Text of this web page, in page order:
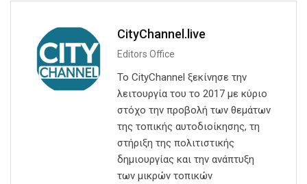
CityChannel.live
Editors Office
Το CityChannel ξεκίνησε την
λειτουργία του το 2017 με κύριο
στόχο την προβολή των θεμάτων
της τοπικής αυτοδιοίκησης, τη
στήριξη της πολιτιστικής
δημιουργίας και την ανάπτυξη
των μικρών τοπικών